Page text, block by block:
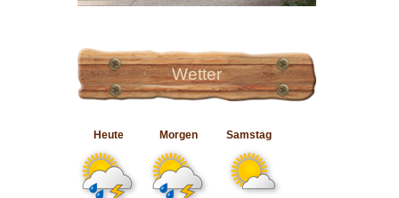
Wetter
Heute Morgen Samstag